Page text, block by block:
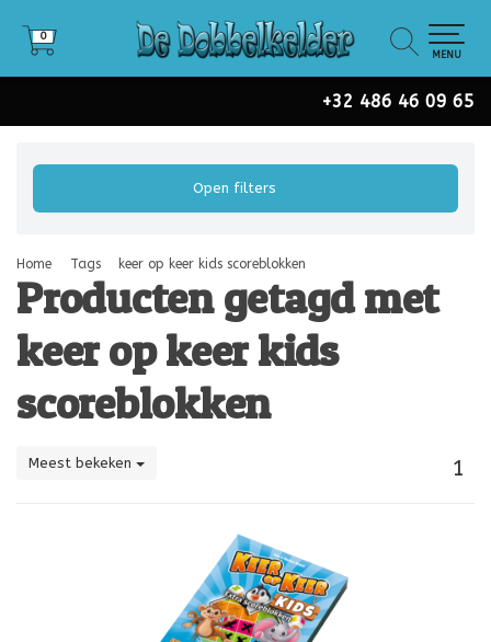
+32 486 46 09 65
0
0
MENU
Open filters
Home Tags keer op keer kids scoreblokken
Producten getagd met
keer op keer kids
scoreblokken
Meest bekeken 1